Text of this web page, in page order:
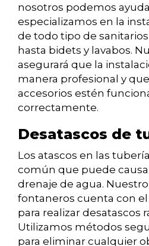
nosotros podemos
especializamos en la
de todo tipo de
hasta bidets y lavabos.
asegurará que la
manera profesional y
accesorios estén
correctamente.
Desatascos de
Los atascos en las
común que puede
drenaje de agua.
fontaneros cuenta con
para realizar desatascos
Utilizamos métodos
para eliminar cualquier